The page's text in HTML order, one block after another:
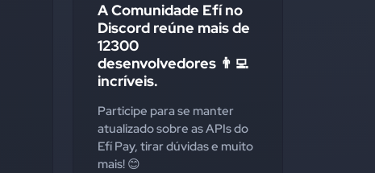
A Comunidade Efí no
Discord reúne mais de
12300
desenvolvedores 👨‍💻
incríveis.
Participe para se manter
atualizado sobre as APIs do
Efí Pay, tirar dúvidas e muito
mais! 😊